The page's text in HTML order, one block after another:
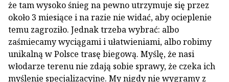
że tam wysoko śnieg na pewno utrzymuje się przez
około 3 miesiące i na razie nie widać, aby ocieplenie
temu zagroziło. Jednak trzeba wybrać: albo
zaśmiecamy wyciągami i ułatwieniami, albo robimy
unikalną w Polsce trasę biegową. Myślę, że nasi
włodarze terenu nie zdają sobie sprawy, że czeka ich
myślenie specjalizacyjne. My nigdy nie wygramy z